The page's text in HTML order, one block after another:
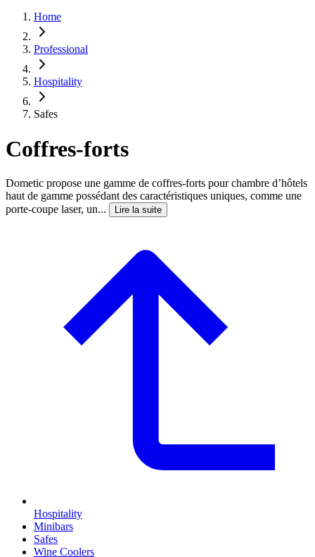
Home
Professional
Hospitality
Safes
Coffres-forts
Dometic propose une gamme de coffres-forts pour chambre d’hôtels
haut de gamme possédant des caractéristiques uniques, comme une
porte-coupe laser, un...
Lire la suite
Hospitality
Minibars
Safes
Wine Coolers